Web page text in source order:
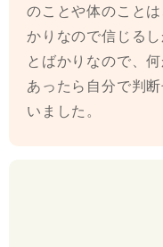
のことや体のこと
かりなので信じる
とばかりなので、
あったら自分で判
いました。